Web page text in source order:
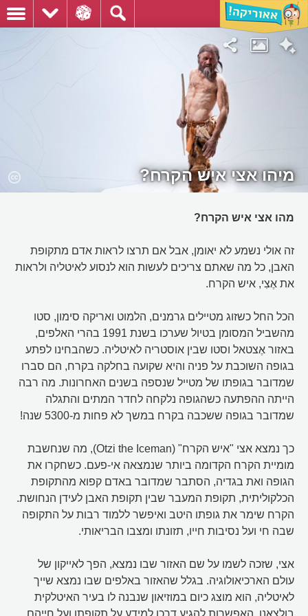
מיהו אצי איש הקרח?
מהו אצי איש הקרח?
זה אולי נשמע לא יאומן, אבל אם תרצו לראות אדם מתקופת
האבן, כל מה שאתם צריכים לעשות הוא לנסוע לאיטליה ולראות
את אֶצִי, איש הקרח.
הכל החל כשזוג מטיילים גרמנים, הלמוט ואריקה סימון, סטו
מהשביל המסומן בטיול שערכו בשנת 1991 בהרי האלפים,
באזור אֶצטאל וסטו שבין אוסטריה לאיטליה. כשהבחינו לפתע
בגופה השוכבת על פניה והיא שקועה בחלקה בקרח, הם סברו
שמדובר בגופתו של מטייל שנספה בשנים האחרונות. מה רבה
הייתה ההפתעה כשהגופה נלקחה לחדר המתים והתגלה
שמדובר בגופה ששכבה בקרח במשך לא פחות מ-5300 שנה!
כך נמצא אצי "איש הקרח" (Otzi the Iceman), מה שנחשבת
מומיית הקרח הקדומה ביותר שנמצאה אי-פעם. כשחקרו את
הגופה ואת בגדיה, הסתבר שמדובר באדם קפוא מהתקופת
הכלקוליתית, תקופת המעבר שבין תקופת האבן לעידן הנחושת.
הקרח שימר את גופתו היטב ואיפשר ללמוד רבות על התקופה
שבה חי ועל נסיבות חייו, תזונתו ומצבו הבריאותי.
אצי, שזכה לשמו על שם האזור שבו נמצא, הפך לאייקון של
עולם הארכיאולוגיה. בגלל שהאזור באלפים שבו נמצא שייך
לאיטליה, הוא מוצג כיום במוזיאון שנבנה לו בעיר האיטלקית
בולצאנו. האפשרות להגיע דרכו למידע על תקופתו ועל חייהם